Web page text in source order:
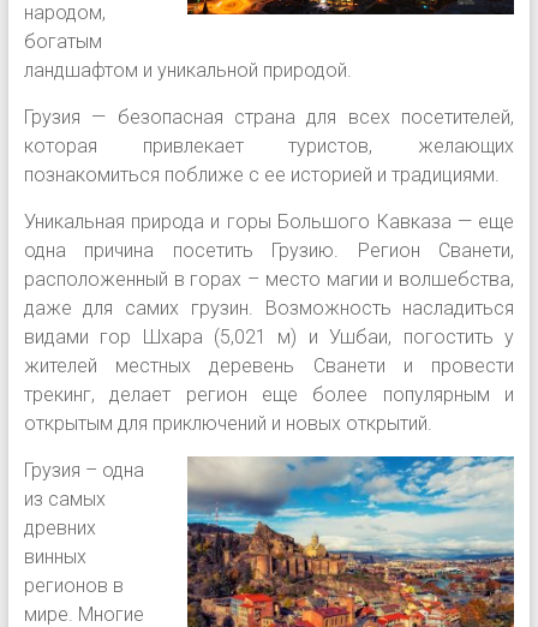
народом,
богатым
ландшафтом и уникальной природой.
Грузия — безопасная страна для всех посетителей,
которая привлекает туристов, желающих
познакомиться поближе с ее историей и традициями.
Уникальная природа и горы Большого Кавказа — еще
одна причина посетить Грузию. Регион Сванети,
расположенный в горах – место магии и волшебства,
даже для самих грузин. Возможность насладиться
видами гор Шхара (5,021 м) и Ушбаи, погостить у
жителей местных деревень Сванети и провести
трекинг, делает регион еще более популярным и
открытым для приключений и новых открытий.
Грузия – одна
из самых
древних
винных
регионов в
мире. Многие